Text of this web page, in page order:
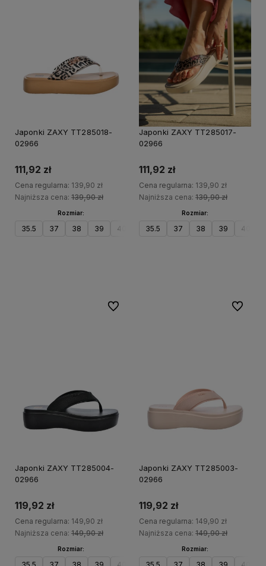
20%
PROMOCJA
Japonki ZAXY TT285018-
02966
111,92 zł
Cena regularna: 139,90 zł
Najniższa cena: 139,90 zł
Rozmiar:
35.5 37 38 39 40 41.5
Japonki ZAXY TT285017-
02966
111,92 zł
Cena regularna: 139,90 zł
Najniższa cena: 139,90 zł
Rozmiar:
35.5 37 38 39 40
Japonki ZAXY TT285004-
02966
119,92 zł
Cena regularna: 149,90 zł
Najniższa cena: 149,90 zł
Rozmiar:
Do ulubionych
Japonki ZAXY TT285003-
02966
119,92 zł
Cena regularna: 149,90 zł
Najniższa cena: 149,90 zł
Rozmiar:
Do